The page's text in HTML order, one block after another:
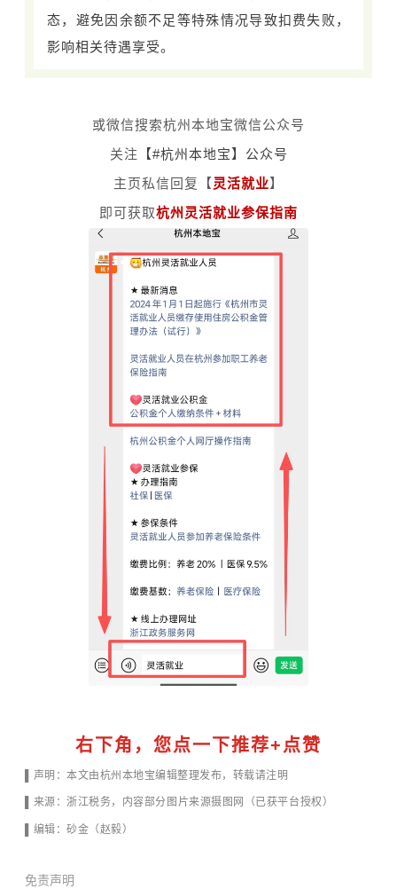
态，避免因余额不足等特殊情况导致扣费失败，
影响相关待遇享受。
或微信搜索杭州本地宝微信公众号
关注 【#杭州本地宝】公众号
主页私信回复
【灵活就业】
即可获取杭州灵活就业参保指南
右下角，您点一下推荐+ 点赞
▌声明：本文由杭州本地宝编辑整理发布，转载请注明
▌来源：浙江税务， 内容部分图片来源摄图网（已获平台授权）
▌编辑：砂金（赵毅）
免责声明